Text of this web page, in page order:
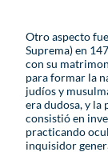
Otro aspecto
Suprema) en
con su
para formar la
judíos y
era dudosa, y la
consistió en
practicando
inquisidor